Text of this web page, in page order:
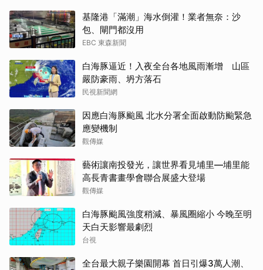
基隆港「滿潮」海水倒灌！業者無奈：沙
包、閘門都沒用
EBC 東森新聞
白海豚逼近！入夜全台各地風雨漸增 山區
嚴防豪雨、坍方落石
民視新聞網
因應白海豚颱風 北水分署全面啟動防颱緊急
應變機制
觀傳媒
藝術讓南投發光，讓世界看見埔里—埔里能
高長青書畫學會聯合展盛大登場
觀傳媒
白海豚颱風強度稍減、暴風圈縮小 今晚至明
天白天影響最劇烈
台視
全台最大親子樂園開幕 首日引爆3萬人潮、